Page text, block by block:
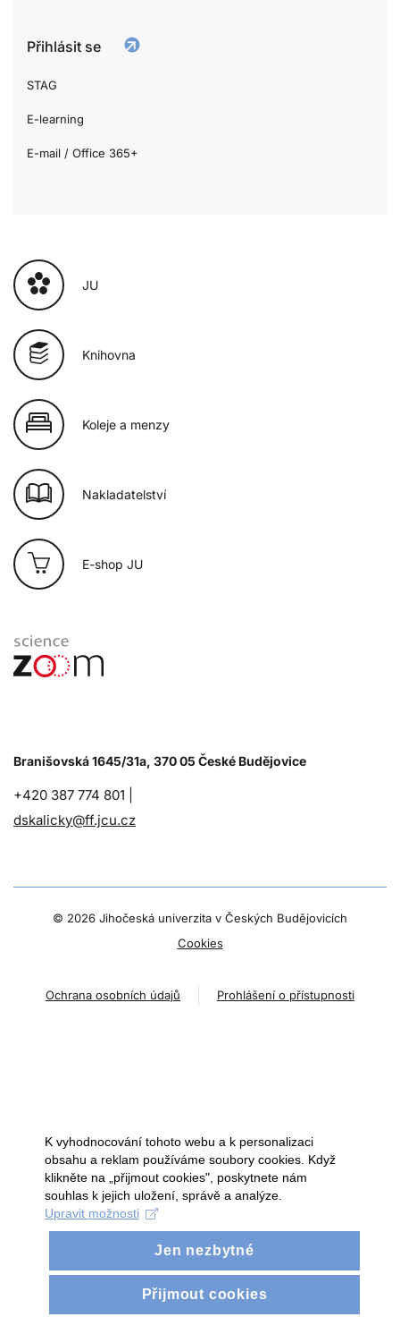
Přihlásit se
STAG
E-learning
E-mail / Office 365+
JU
Knihovna
Koleje a menzy
Nakladatelství
E-shop JU
Branišovská 1645/31a, 370 05 České Budějovice
+420 387 774 801 |
dskalicky@ff.jcu.cz
© 2026 Jihočeská univerzita v Českých Budějovicích
Cookies
Ochrana osobních údajů Prohlášení o přístupnosti
K vyhodnocování tohoto webu a k personalizaci
obsahu a reklam používáme soubory cookies. Když
klikněte na „přijmout cookies", poskytnete nám
souhlas k jejich uložení, správě a analýze.
Upravit možnosti
Jen nezbytné
Přijmout cookies